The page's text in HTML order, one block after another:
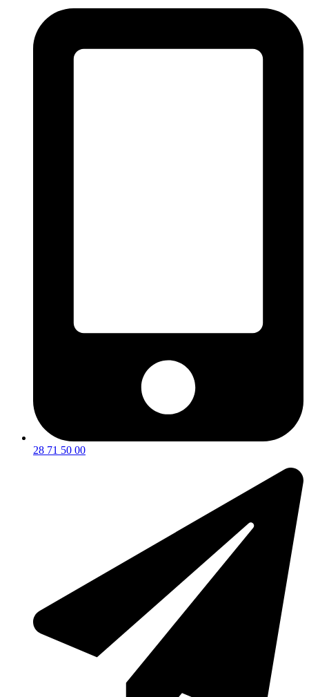
28 71 50 00